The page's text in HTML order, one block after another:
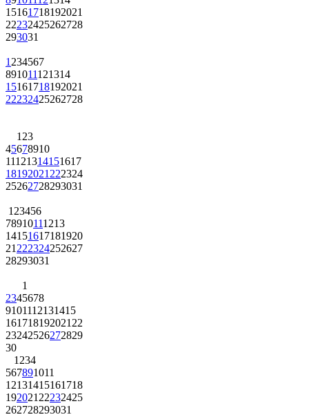
15161718192021
22232425262728
293031
1 234567
891011121314
15161718192021
22232425262728
1 23
45678910
11121314151617
18192021 222324
25262728293031
1 23456
78910111213
14151617181920
21 222324252627
28293031
1
2345678
9101112131415
161718192021 22
23242526272829
30
1 234
567891011
12131415161718
192021 22232425
262728293031